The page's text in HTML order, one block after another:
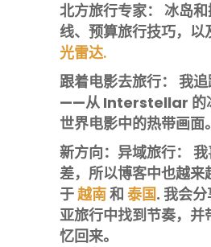
北方旅行专家： 冰岛
线、预算旅行技巧，以
光雷达.
跟着电影去旅行： 我
——从 Interstellar 的
世界电影中的热带画面。
新方向：异域旅行：
差，所以博客中也越来
于越南和 泰国. 我会
亚旅行中找到节奏，并
忆回来。